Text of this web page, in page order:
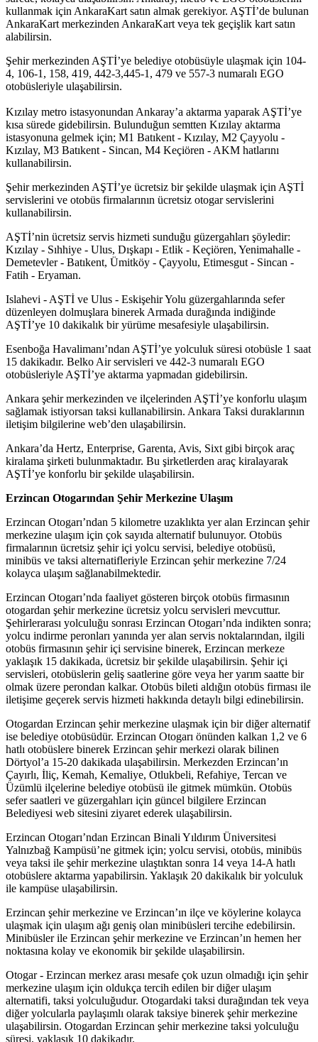
kullanmak için AnkaraKart satın almak gerekiyor. AŞTİ’de bulunan
AnkaraKart merkezinden AnkaraKart veya tek geçişlik kart satın
alabilirsin.
Şehir merkezinden AŞTİ’ye belediye otobüsüyle ulaşmak için 104-
4, 106-1, 158, 419, 442-3,445-1, 479 ve 557-3 numaralı EGO
otobüsleriyle ulaşabilirsin.
Kızılay metro istasyonundan Ankaray’a aktarma yaparak AŞTİ’ye
kısa sürede gidebilirsin. Bulunduğun semtten Kızılay aktarma
istasyonuna gelmek için; M1 Batıkent - Kızılay, M2 Çayyolu -
Kızılay, M3 Batıkent - Sincan, M4 Keçiören - AKM hatlarını
kullanabilirsin.
Şehir merkezinden AŞTİ’ye ücretsiz bir şekilde ulaşmak için AŞTİ
servislerini ve otobüs firmalarının ücretsiz otogar servislerini
kullanabilirsin.
AŞTİ’nin ücretsiz servis hizmeti sunduğu güzergahları şöyledir:
Kızılay - Sıhhiye - Ulus, Dışkapı - Etlik - Keçiören, Yenimahalle -
Demetevler - Batıkent, Ümitköy - Çayyolu, Etimesgut - Sincan -
Fatih - Eryaman.
Islahevi - AŞTİ ve Ulus - Eskişehir Yolu güzergahlarında sefer
düzenleyen dolmuşlara binerek Armada durağında indiğinde
AŞTİ’ye 10 dakikalık bir yürüme mesafesiyle ulaşabilirsin.
Esenboğa Havalimanı’ndan AŞTİ’ye yolculuk süresi otobüsle 1 saat
15 dakikadır. Belko Air servisleri ve 442-3 numaralı EGO
otobüsleriyle AŞTİ’ye aktarma yapmadan gidebilirsin.
Ankara şehir merkezinden ve ilçelerinden AŞTİ’ye konforlu ulaşım
sağlamak istiyorsan taksi kullanabilirsin. Ankara Taksi duraklarının
iletişim bilgilerine web’den ulaşabilirsin.
Ankara’da Hertz, Enterprise, Garenta, Avis, Sixt gibi birçok araç
kiralama şirketi bulunmaktadır. Bu şirketlerden araç kiralayarak
AŞTİ’ye konforlu bir şekilde ulaşabilirsin.
Erzincan Otogarından Şehir Merkezine Ulaşım
Erzincan Otogarı’ndan 5 kilometre uzaklıkta yer alan Erzincan şehir
merkezine ulaşım için çok sayıda alternatif bulunuyor. Otobüs
firmalarının ücretsiz şehir içi yolcu servisi, belediye otobüsü,
minibüs ve taksi alternatifleriyle Erzincan şehir merkezine 7/24
kolayca ulaşım sağlanabilmektedir.
Erzincan Otogarı’nda faaliyet gösteren birçok otobüs firmasının
otogardan şehir merkezine ücretsiz yolcu servisleri mevcuttur.
Şehirlerarası yolculuğu sonrası Erzincan Otogarı’nda indikten sonra;
yolcu indirme peronları yanında yer alan servis noktalarından, ilgili
otobüs firmasının şehir içi servisine binerek, Erzincan merkeze
yaklaşık 15 dakikada, ücretsiz bir şekilde ulaşabilirsin. Şehir içi
servisleri, otobüslerin geliş saatlerine göre veya her yarım saatte bir
olmak üzere perondan kalkar. Otobüs bileti aldığın otobüs firması ile
iletişime geçerek servis hizmeti hakkında detaylı bilgi edinebilirsin.
Otogardan Erzincan şehir merkezine ulaşmak için bir diğer alternatif
ise belediye otobüsüdür. Erzincan Otogarı önünden kalkan 1,2 ve 6
hatlı otobüslere binerek Erzincan şehir merkezi olarak bilinen
Dörtyol’a 15-20 dakikada ulaşabilirsin. Merkezden Erzincan’ın
Çayırlı, İliç, Kemah, Kemaliye, Otlukbeli, Refahiye, Tercan ve
Üzümlü ilçelerine belediye otobüsü ile gitmek mümkün. Otobüs
sefer saatleri ve güzergahları için güncel bilgilere Erzincan
Belediyesi web sitesini ziyaret ederek ulaşabilirsin.
Erzincan Otogarı’ndan Erzincan Binali Yıldırım Üniversitesi
Yalnızbağ Kampüsü’ne gitmek için; yolcu servisi, otobüs, minibüs
veya taksi ile şehir merkezine ulaştıktan sonra 14 veya 14-A hatlı
otobüslere aktarma yapabilirsin. Yaklaşık 20 dakikalık bir yolculuk
ile kampüse ulaşabilirsin.
Erzincan şehir merkezine ve Erzincan’ın ilçe ve köylerine kolayca
ulaşmak için ulaşım ağı geniş olan minibüsleri tercihe edebilirsin.
Minibüsler ile Erzincan şehir merkezine ve Erzincan’ın hemen her
noktasına kolay ve ekonomik bir şekilde ulaşabilirsin.
Otogar - Erzincan merkez arası mesafe çok uzun olmadığı için şehir
merkezine ulaşım için oldukça tercih edilen bir diğer ulaşım
alternatifi, taksi yolculuğudur. Otogardaki taksi durağından tek veya
diğer yolcularla paylaşımlı olarak taksiye binerek şehir merkezine
ulaşabilirsin. Otogardan Erzincan şehir merkezine taksi yolculuğu
süresi, yaklaşık 10 dakikadır.